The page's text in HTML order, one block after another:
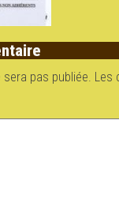
pas publiée. Les